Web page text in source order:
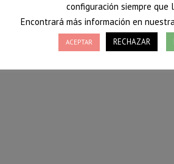
configuración siempre que
Encontrará más información en
ACEPTAR RECHAZAR